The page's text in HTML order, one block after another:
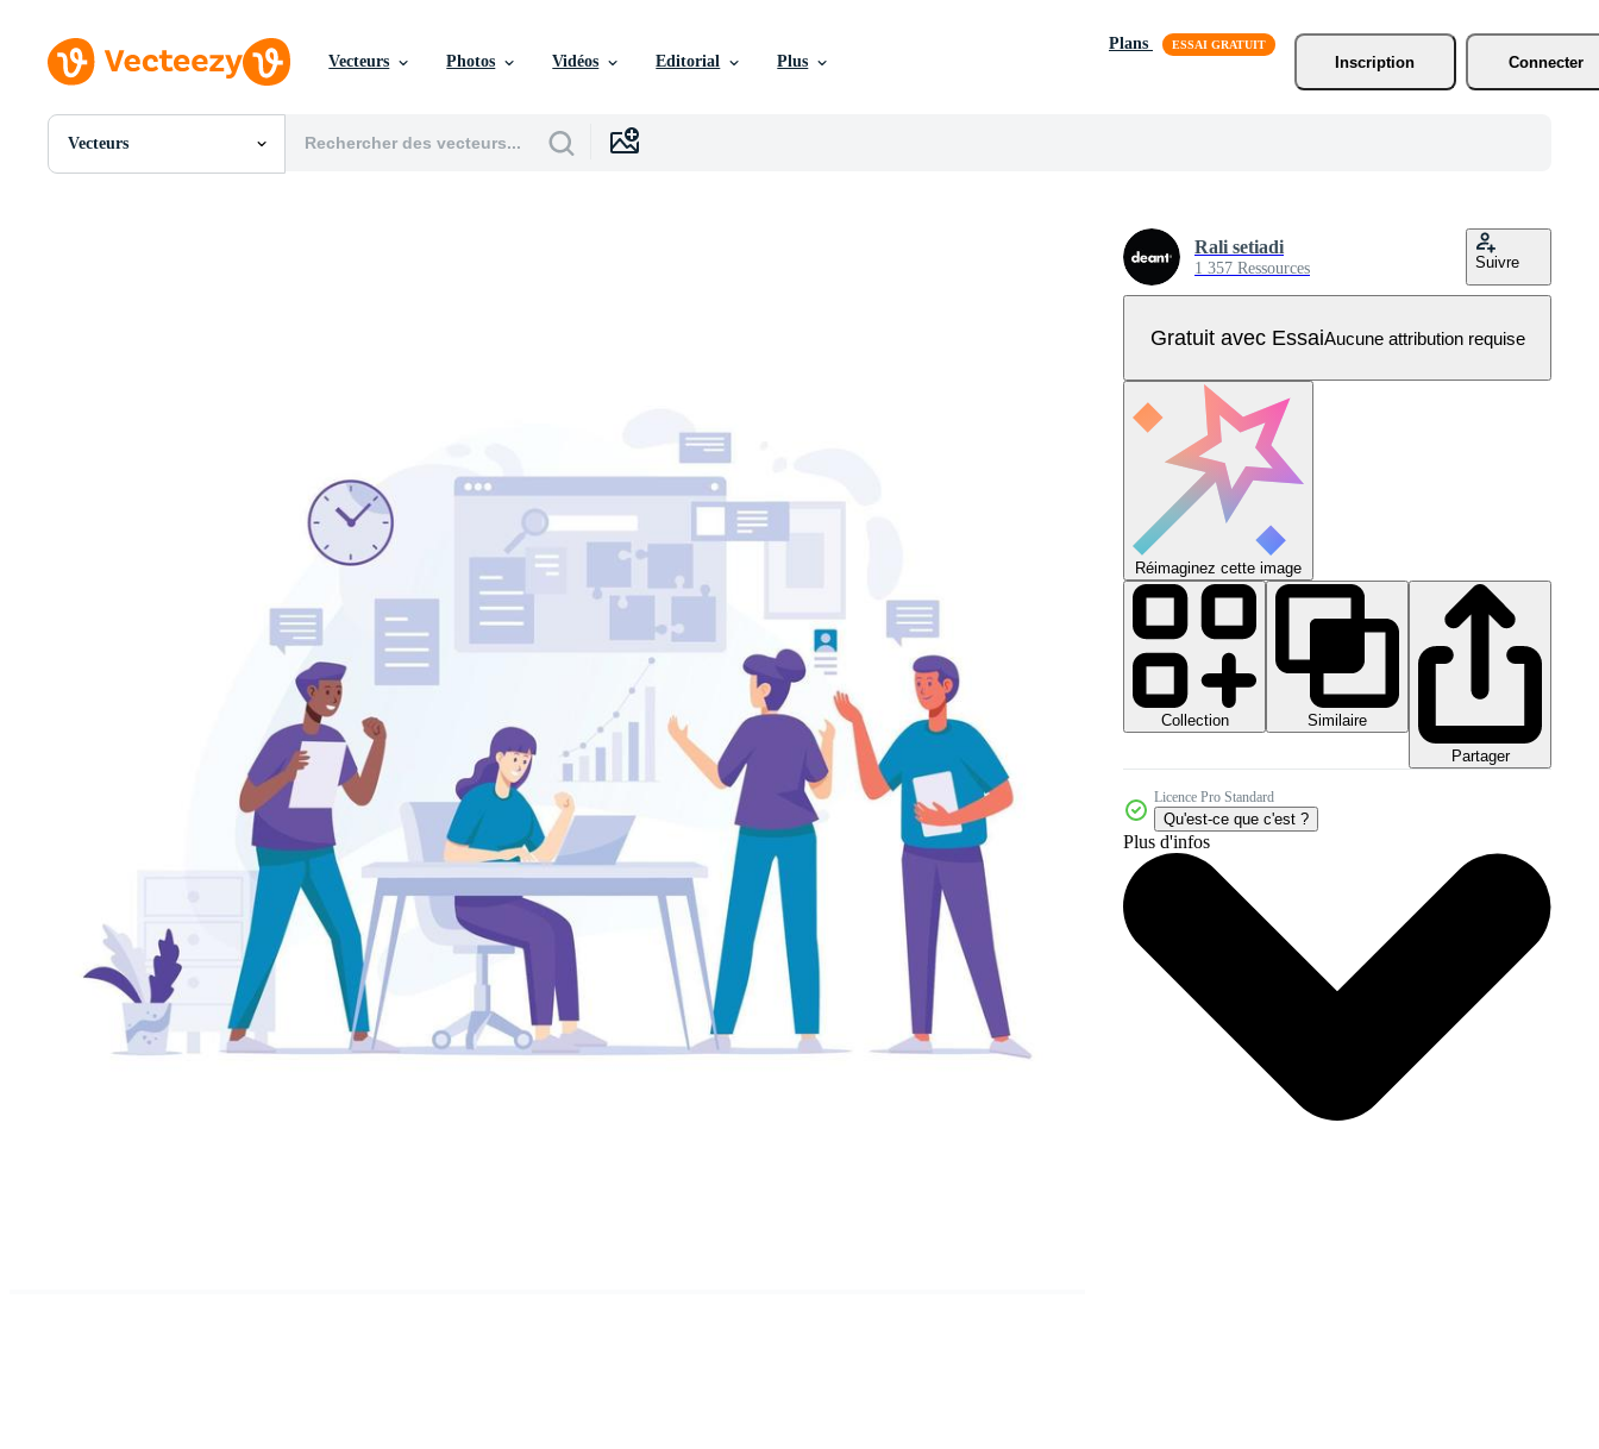
Vecteurs Photos Vidéos Editorial Plus
Plans
Inscription
Connecter
Vecteurs
Toutes Images
Rali setiadi
1 357 Ressources Suivre
Gratuit avec EssaiAucune attribution requise
Réimaginez cette image
Collection
Similaire
Partager
Licence Pro Standard
Qu'est-ce que c'est ?
Plus d'infos